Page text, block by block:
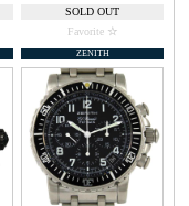
SOLD OUT
Favorite
ZENITH